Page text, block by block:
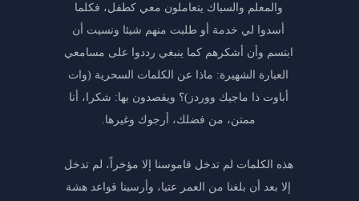
والمعلم والسباك يتعاملون معي كطفل، فكلما
أسدوا لي خدمة أو طلبت منهم شيئا ونسيت أن
ابتسم وأن أشكرهم كما ينبغي رددوا على مسامعي
العبارة الشهيرة: ماذا عن الكلمات السحرية (وات
أباوت ذا ماجيك ووردز)؟ ويقصدون بها: شكرا، أنا
ممتن، من فضلك، أرجوك وغيرها.
هذه الكلمات لم تدخل قاموسنا إلا مؤخراً، لم تدخل
إلا بعد أن بلغنا من العمر عتيا، وأرسينا قواعد هشة